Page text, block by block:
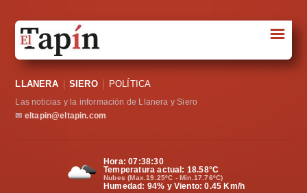
Sociedad
Política
☰
LLANERA SIERO POLÍTICA
Las noticias y la información de Llanera y Siero
✉ eltapin@eltapin.com
Hora:07:38:30
Temperatura actual: 18.58°C
Nubes (Max.19.25ºC - Min.17.76ºC)
Humedad: 94% y Viento: 0.45 Km/h